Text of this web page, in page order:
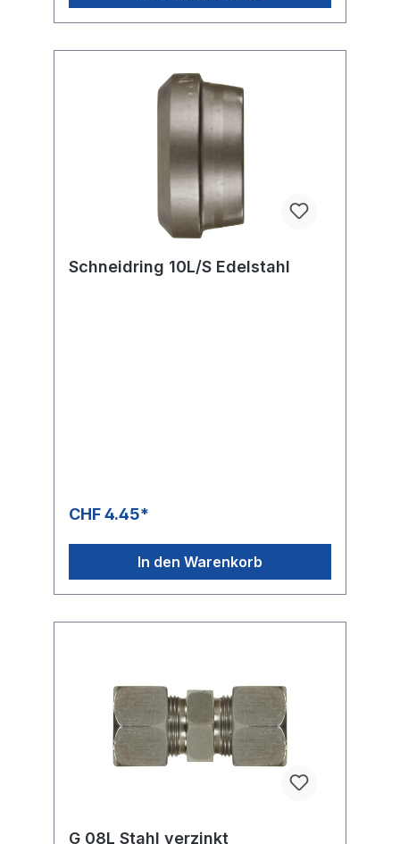
Schneidring 10L/S Edelstahl
CHF 4.45*
In den Warenkorb
G 08L Stahl verzinkt